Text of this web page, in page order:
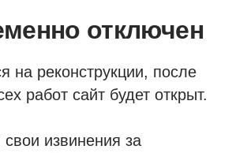
отключен
на реконструкции, после
работ сайт будет открыт.
извинения за